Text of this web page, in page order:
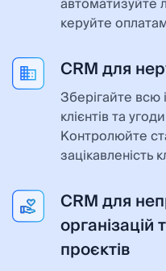
керуйте
CRM для
Зберігайте всю
клієнтів та
Контролюйте
зацікавленість
CRM для
організацій
проєктів